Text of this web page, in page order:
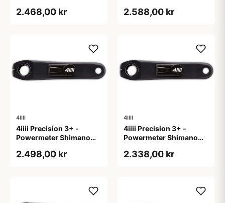
- 172,5mm
2.468,00 kr
- 165mm
2.588,00 kr
4IIII
4iiii Precision 3+ -
Powermeter Shimano
- 170mm
2.498,00 kr
4IIII
4iiii Precision 3+ -
Powermeter Shimano
- 172,5mm
2.338,00 kr